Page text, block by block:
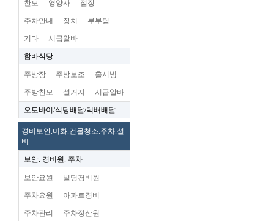
찬모 영양사 점장
주차안내 장치 부부팀
기타 시급알바
함바식당
주방장 주방보조 홀서빙
주방찬모 설거지 시급알바
오토바이/식당배달/택배배달
경비보안.미화.건물청소.주차.설
비
보안. 경비원. 주차
보안요원 빌딩경비원
주차요원 아파트경비
주차관리 주차정산원